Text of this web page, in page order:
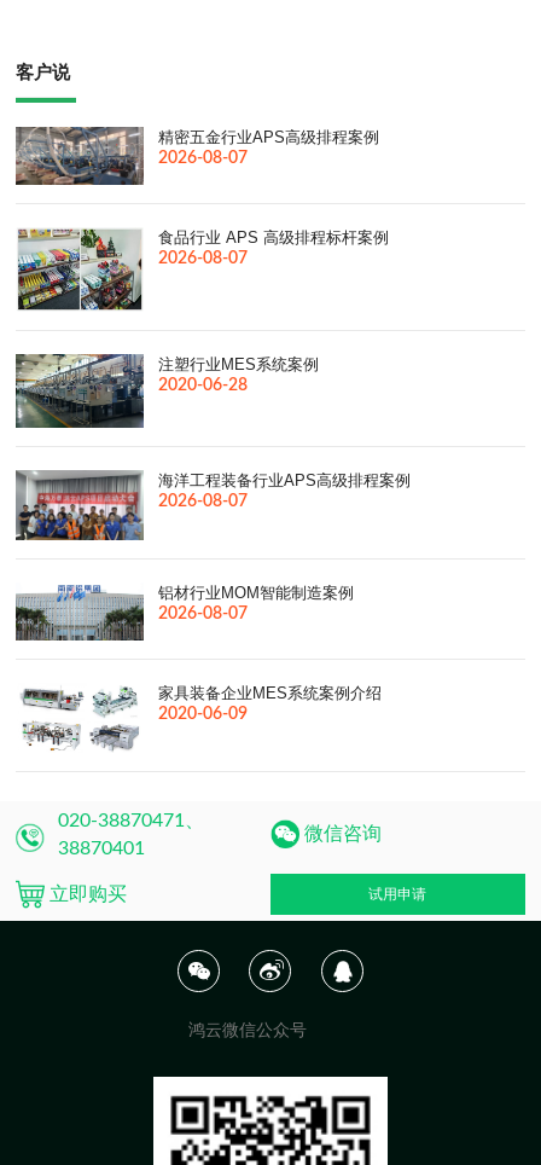
客户说
精密五金行业APS高级排程案例
2026-08-07
食品行业 APS 高级排程标杆案例
2026-08-07
注塑行业MES系统案例
2020-06-28
海洋工程装备行业APS高级排程案例
2026-08-07
铝材行业MOM智能制造案例
2026-08-07
家具装备企业MES系统案例介绍
2020-06-09
020-38870471、
38870401
微信咨询
立即购买 试用申请
鸿云微信公众号